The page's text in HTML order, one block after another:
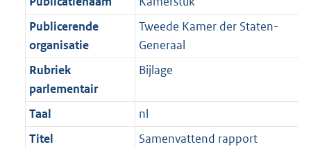
m
a
a
t
:
1
K
b
e
:
K
Publicerende
organisatie
Tweede Kamer der Staten-
Generaal
Rubriek
parlementair
Bijlage
Taal
nl
Titel
Samenvattend rapport